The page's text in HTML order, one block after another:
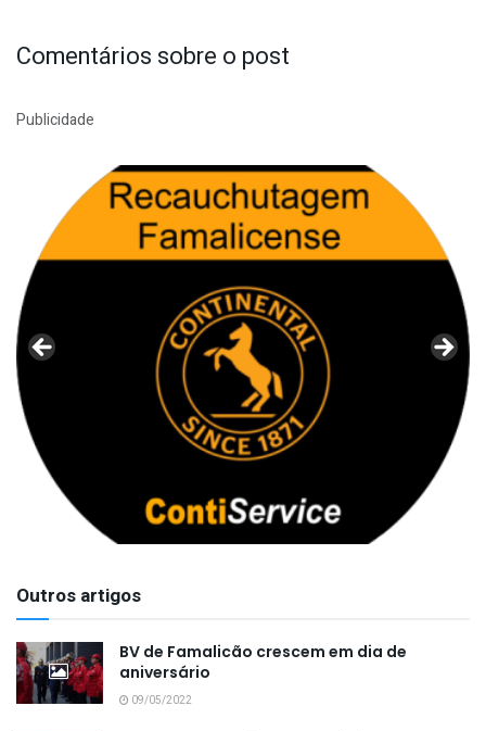
Comentários sobre o post
Publicidade
Outros artigos
BV de Famalicão crescem em dia de
aniversário
09/05/2022